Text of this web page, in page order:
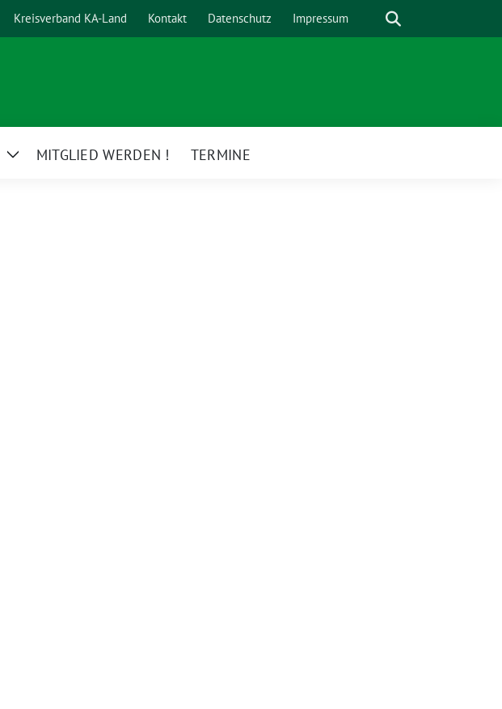
Kreisverband KA-Land Kontakt Datenschutz Impressum Suche
ZeigeMITGLIED WERDEN ! TERMINE